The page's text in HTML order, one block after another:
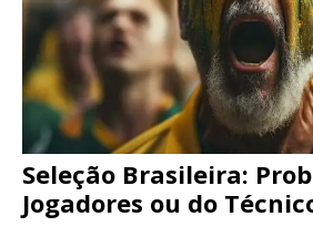
Seleção Brasileira:
Jogadores ou do